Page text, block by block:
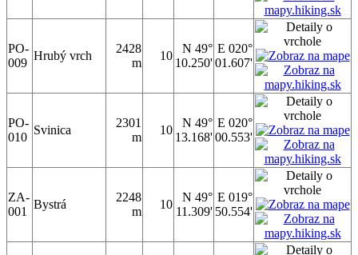
PO-
009
Hrubý vrch
2428
m
10
N 49°
10.250'
E 020°
01.607'
PO-
010
Svinica
2301
m
10
N 49°
13.168'
E 020°
00.553'
ZA-
001
Bystrá
2248
m
10
N 49°
11.309'
E 019°
50.554'